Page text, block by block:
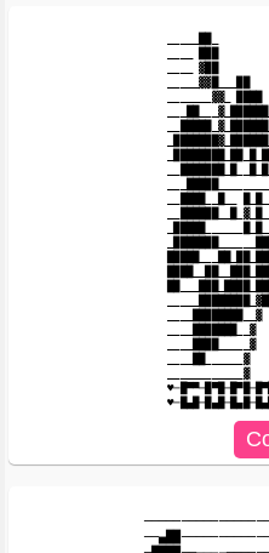
____ ▓██
_____▓▓█___██
_______▓▓_ ████
____████████__▓
____███████__▓
____████_____▓
____██______▓
____________▓